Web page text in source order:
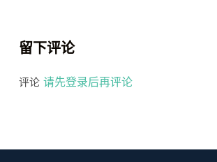
留下评论
评论 请先登录后再评论